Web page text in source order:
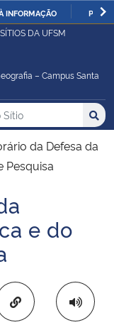
INFORMAÇÃO
SÍTIOS DA UFSM
– Campus Santa
no no Sítio
da Defesa da
Pesquisa
e do
Copiar para área